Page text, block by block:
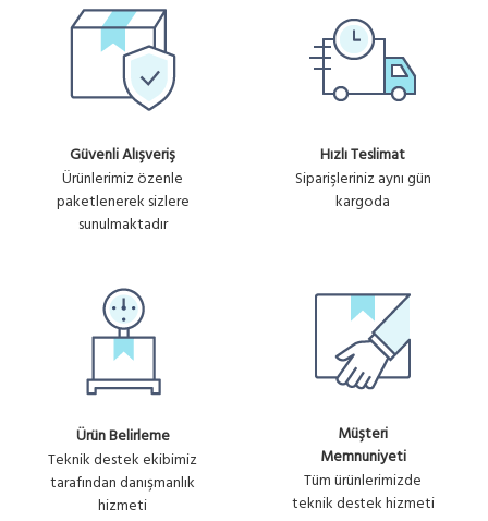
Güvenli Alışveriş
Ürünlerimiz özenle
paketlenerek sizlere
sunulmaktadır
Hızlı Teslimat
Siparişleriniz aynı gün
kargoda
Ürün Belirleme
Teknik destek ekibimiz
tarafından danışmanlık
hizmeti
Müşteri
Memnuniyeti
Tüm ürünlerimizde
teknik destek hizmeti